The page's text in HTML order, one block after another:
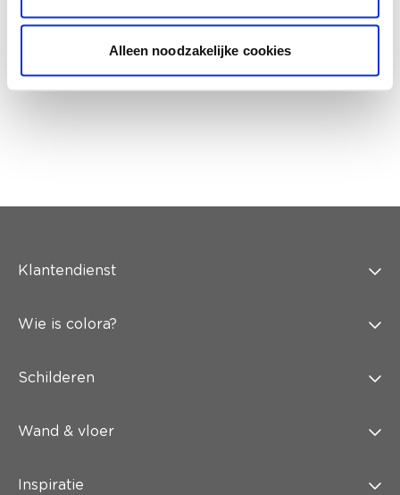
Alleen noodzakelijke cookies
Krijg ineens een technologische check-up
Klantendienst
Wie is colora?
Schilderen
Wand & vloer
Inspiratie